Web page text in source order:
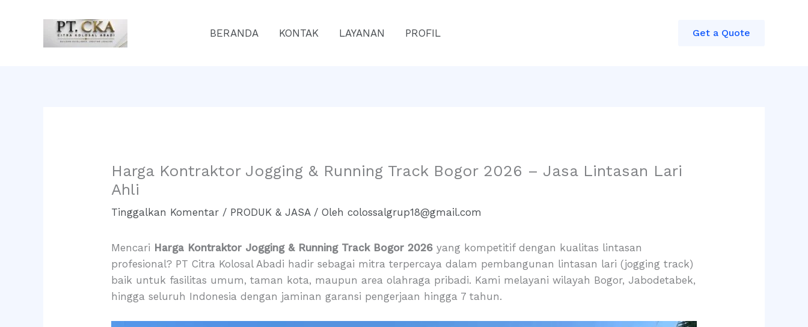
BERANDA KONTAK LAYANAN PROFIL Get a Quote
Harga Kontraktor Jogging & Running Track Bogor 2026 – Jasa Lintasan Lari
Ahli
Tinggalkan Komentar / PRODUK & JASA/ Olehcolossalgrup18@gmail.com
Mencari Harga Kontraktor Jogging & Running Track Bogor 2026 yang kompetitif dengan kualitas lintasan
profesional? PT Citra Kolosal Abadi hadir sebagai mitra terpercaya dalam pembangunan lintasan lari (jogging track)
baik untuk fasilitas umum, taman kota, maupun area olahraga pribadi. Kami melayani wilayah Bogor, Jabodetabek,
hingga seluruh Indonesia dengan jaminan garansi pengerjaan hingga 7 tahun.